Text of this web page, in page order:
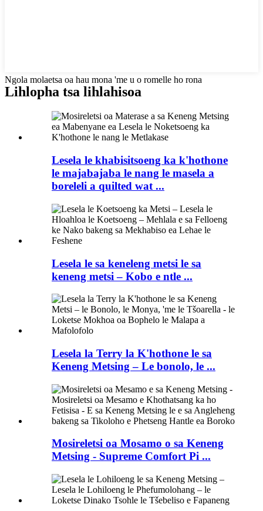
Ngola molaetsa oa hau mona 'me u o romelle ho rona
Lihlopha tsa lihlahisoa
Lesela le khabisitsoeng ka k'hothone
le majabajaba le nang le masela a
boreleli a quilted wat ...
Lesela le sa keneleng metsi le sa
keneng metsi – Kobo e ntle ...
Lesela la Terry la K'hothone le sa
Keneng Metsing – Le bonolo, le ...
Mosireletsi oa Mosamo o sa Keneng
Metsing - Supreme Comfort Pi ...